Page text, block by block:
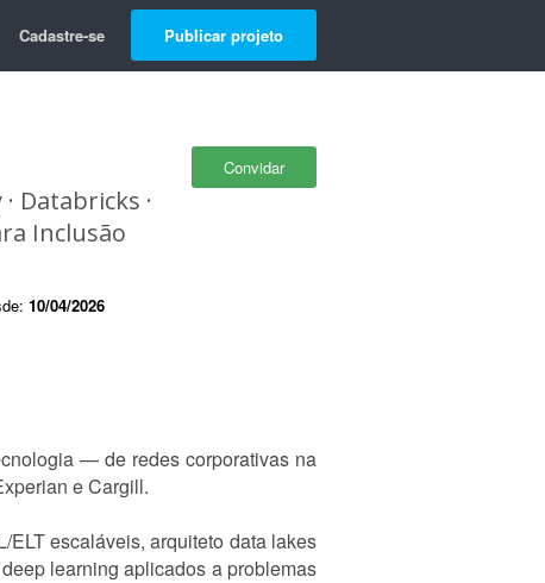
Cadastre-se Publicar projeto
Convidar
Databricks ·
Inclusão
10/04/2026
— de redes corporativas na
e Cargill.
escaláveis, arquiteto data lakes
learning aplicados a problemas